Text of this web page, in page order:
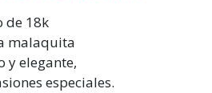
de 18k
malaquita
y elegante,
especiales.